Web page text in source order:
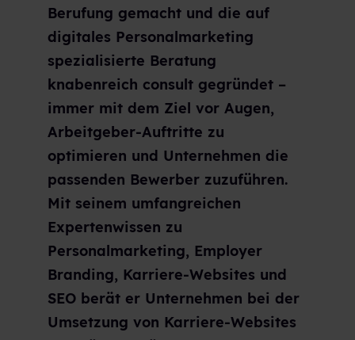
Berufung gemacht und die auf
digitales Personalmarketing
spezialisierte Beratung
knabenreich consult gegründet –
immer mit dem Ziel vor Augen,
Arbeitgeber-Auftritte zu
optimieren und Unternehmen die
passenden Bewerber zuzuführen.
Mit seinem umfangreichen
Expertenwissen zu
Personalmarketing, Employer
Branding, Karriere-Websites und
SEO berät er Unternehmen bei der
Umsetzung von Karriere-Websites